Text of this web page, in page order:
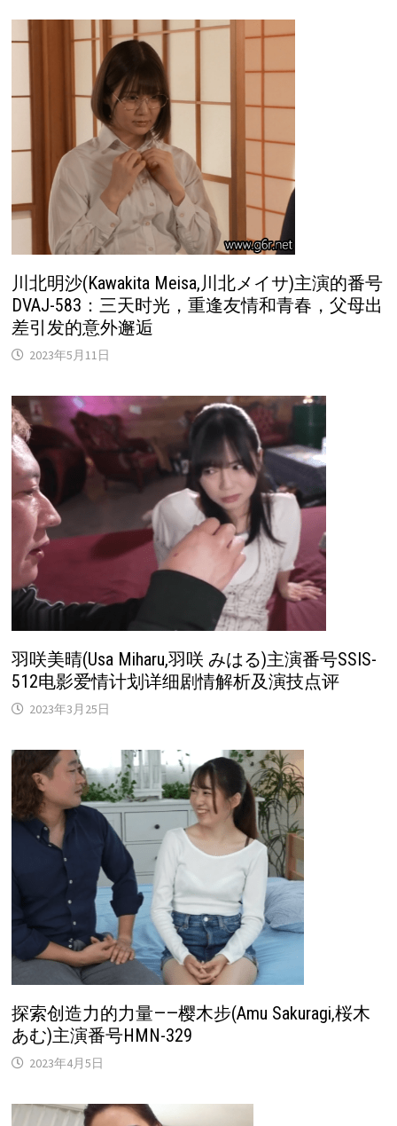
川北明沙(Kawakita Meisa,川北メイサ)主演的番号
DVAJ-583：三天时光，重逢友情和青春，父母出
差引发的意外邂逅
2023年5月11日
羽咲美晴(Usa Miharu,羽咲 みはる)主演番号SSIS-
512电影爱情计划详细剧情解析及演技点评
2023年3月25日
探索创造力的力量——樱木步(Amu Sakuragi,桜木
あむ)主演番号HMN-329
2023年4月5日